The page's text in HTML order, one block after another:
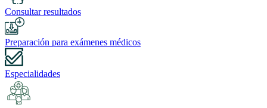
Consultar resultados
Preparación para exámenes médicos
Especialidades